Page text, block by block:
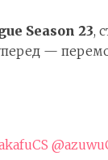
Season 23,
—